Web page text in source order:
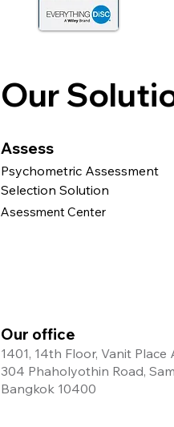
Our
Assess
Psychometric Assessment
Selection Solution
Asessment Center
Our office
1401, 14th Floor, Vanit Place
304 Phaholyothin Road,
Bangkok 10400